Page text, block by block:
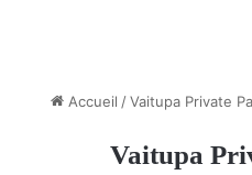
Accueil / Vaitupa Private
Vaitupa